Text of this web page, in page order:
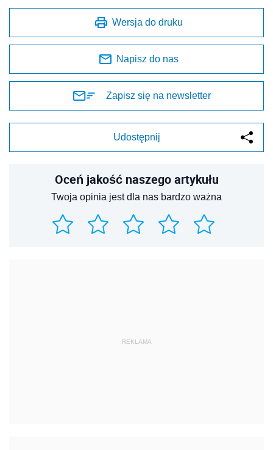
Wersja do druku
Napisz do nas
Zapisz się na newsletter
Udostępnij
Oceń jakość naszego artykułu
Twoja opinia jest dla nas bardzo ważna
REKLAMA